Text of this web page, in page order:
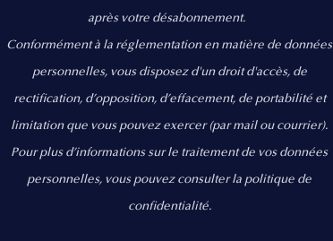
après votre désabonnement.
Conformément à la réglementation en matière de données
personnelles, vous disposez d'un droit d'accès, de
rectification, d’opposition, d’effacement, de portabilité et
limitation que vous pouvez exercer(par mail ou courrier).
Pour plus d’informations sur le traitement de vos données
personnelles, vous pouvez consulter la politique de
confidentialité.